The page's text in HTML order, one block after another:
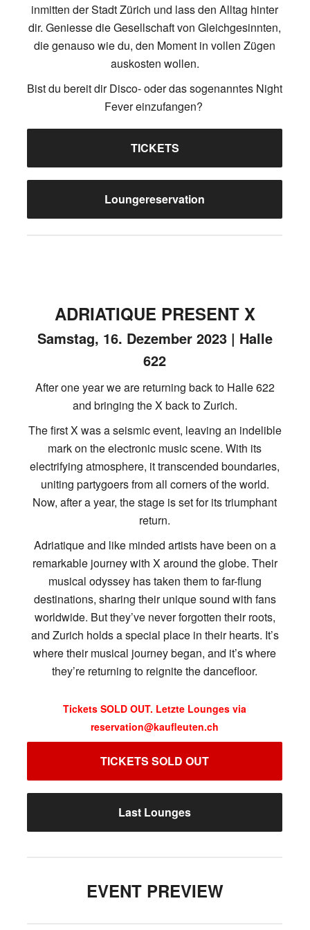
inmitten der Stadt Zürich und lass den Alltag hinter
dir. Geniesse die Gesellschaft von Gleichgesinnten,
die genauso wie du, den Moment in vollen Zügen
auskosten wollen.
Bist du bereit dir Disco- oder das sogenanntes Night
Fever einzufangen?
TICKETS
Loungereservation
ADRIATIQUE PRESENT X
Samstag, 16. Dezember 2023 | Halle
622
After one year we are returning back to Halle 622
and bringing the X back to Zurich.
The first X was a seismic event, leaving an indelible
mark on the electronic music scene. With its
electrifying atmosphere, it transcended boundaries,
uniting partygoers from all corners of the world.
Now, after a year, the stage is set for its triumphant
return.
Adriatique and like minded artists have been on a
remarkable journey with X around the globe. Their
musical odyssey has taken them to far-flung
destinations, sharing their unique sound with fans
worldwide. But they’ve never forgotten their roots,
and Zurich holds a special place in their hearts. It’s
where their musical journey began, and it’s where
they’re returning to reignite the dancefloor.
Tickets SOLD OUT. Letzte Lounges via
reservation@kaufleuten.ch
TICKETS SOLD OUT
Last Lounges
EVENT PREVIEW